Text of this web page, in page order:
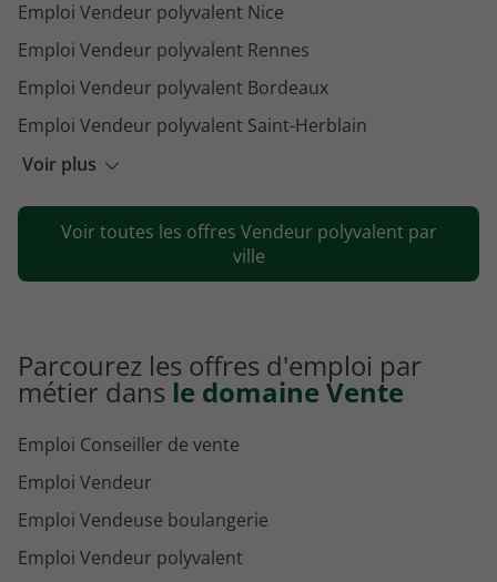
Voir plus
Emploi Vendeur polyvalent Nice
Emploi Vendeur polyvalent Rennes
Emploi Vendeur polyvalent Bordeaux
Emploi Vendeur polyvalent Saint-Herblain
Emploi Vendeur polyvalent Cannes
Emploi Vendeur polyvalent Nantes
Emploi Vendeur polyvalent Serris
Voir toutes les offres Vendeur polyvalent par
ville
Parcourez les offres d'emploi par
métier dans le domaine Vente
Emploi Conseiller de vente
Emploi Vendeur
Emploi Vendeuse boulangerie
Emploi Vendeur polyvalent